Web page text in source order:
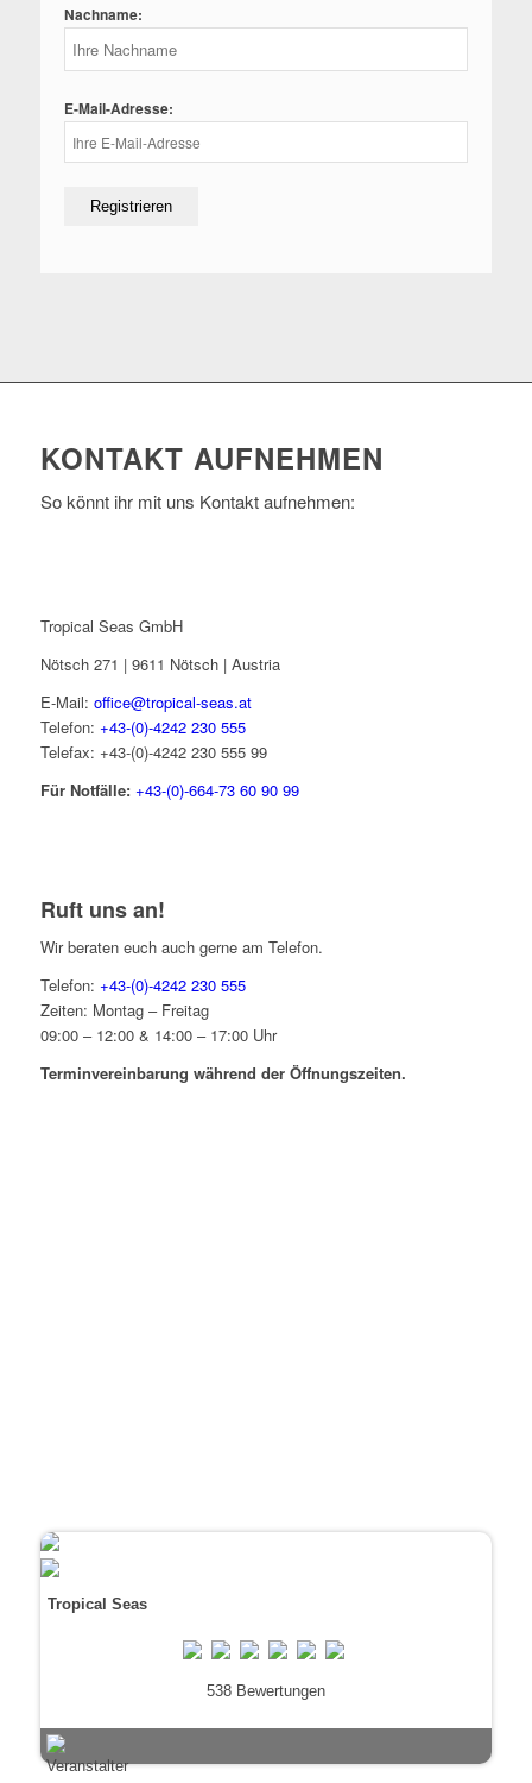
Nachname:
E-Mail-Adresse:
KONTAKT AUFNEHMEN
So könnt ihr mit uns Kontakt aufnehmen:
Tropical Seas GmbH
Nötsch 271 | 9611 Nötsch | Austria
E-Mail: office@tropical-seas.at
Telefon: +43-(0)-4242 230 555
Telefax: +43-(0)-4242 230 555 99
Für Notfälle: +43-(0)-664-73 60 90 99
Ruft uns an!
Wir beraten euch auch gerne am Telefon.
Telefon: +43-(0)-4242 230 555
Zeiten: Montag – Freitag
09:00 – 12:00 & 14:00 – 17:00 Uhr
Terminvereinbarung während der Öffnungszeiten.
Tropical Seas
538 Bewertungen